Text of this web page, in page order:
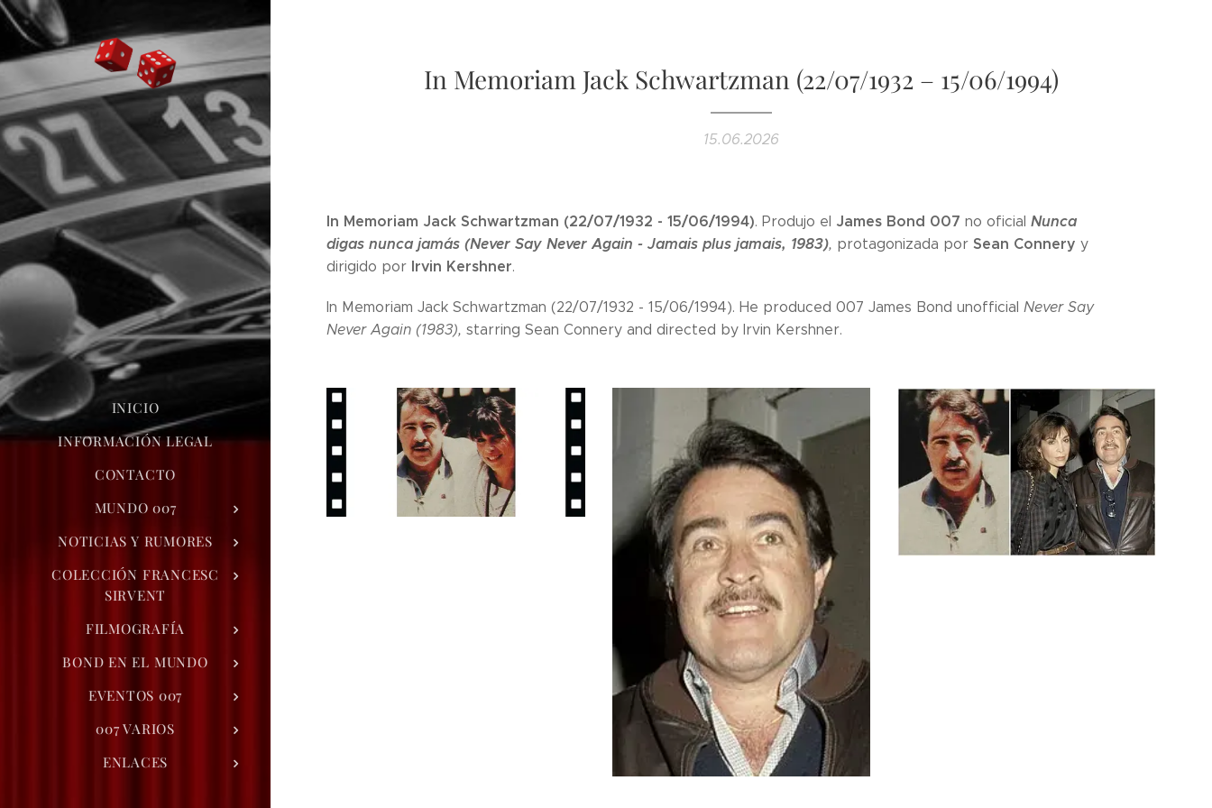
INICIO
INFORMACIÓN LEGAL
CONTACTO
MUNDO 007
NOTICIAS Y RUMORES
COLECCIÓN FRANCESC
SIRVENT
FILMOGRAFÍA
BOND EN EL MUNDO
EVENTOS 007
007 VARIOS
ENLACES
In Memoriam Jack Schwartzman (22/07/1932 – 15/06/1994)
15.06.2026
In Memoriam Jack Schwartzman (22/07/1932 - 15/06/1994). Produjo el James Bond 007 no oficial Nunca
digas nunca jamás (Never Say Never Again - Jamais plus jamais, 1983), protagonizada por Sean Connery y
dirigido por Irvin Kershner.
In Memoriam Jack Schwartzman (22/07/1932 - 15/06/1994). He produced 007 James Bond unofficial Never Say
Never Again (1983), starring Sean Connery and directed by Irvin Kershner.